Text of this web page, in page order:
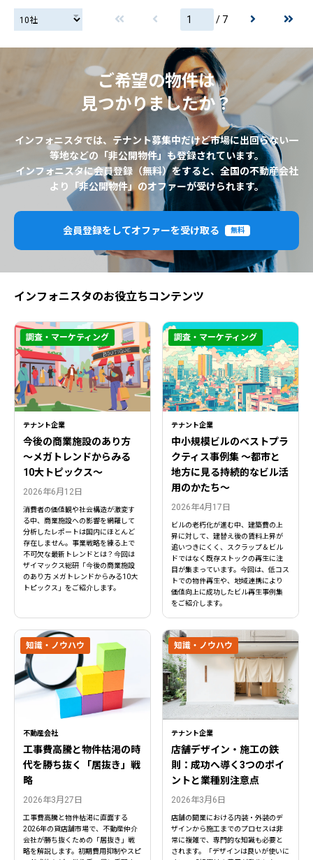
20社 / 7
ご希望の物件は
見つかりましたか？
インフォニスタでは、テナント募集中だけど市場に出回らない一
等地などの「非公開物件」も登録されています。
インフォニスタに会員登録（無料）をすると、全国の不動産会社
より「非公開物件」のオファーが受けられます。
会員登録をしてオファーを受け取る 無料
インフォニスタのお役立ちコンテンツ
テナント企業
今後の商業施設のあり方
〜メガトレンドからみる
10大トピックス〜
2026年6月12日
消費者の価値観や社会構造が激変す
る中、商業施設への影響を網羅して
分析したレポートは国内にほとんど
存在しません。事業戦略を練る上で
不可欠な最新トレンドとは？今回は
ザイマックス総研「今後の商業施設
のあり方 メガトレンドからみる10大
トピックス」をご紹介します。
調査・マーケティング
テナント企業
中小規模ビルのベストプラ
クティス事例集 ～都市と
地方に見る持続的なビル活
用のかたち～
2026年4月17日
ビルの老朽化が進む中、建築費の上
昇に対して、建替え後の賃料上昇が
追いつきにくく、スクラップ＆ビル
ドではなく既存ストックの再生に注
目が集まっています。今回は、低コス
トでの物件再生や、地域連携により
価値向上に成功したビル再生事例集
をご紹介します。
調査・マーケティング
不動産会社
工事費高騰と物件枯渇の時
代を勝ち抜く「居抜き」戦
略
2026年3月27日
工事費高騰と物件枯渇に直面する
2026年の貸店舗市場で、不動産仲介
会社が勝ち抜くための「居抜き」戦
略を解説します。初期費用抑制やスピ
知識・ノウハウ
テナント企業
店舗デザイン・施工の鉄
則：成功へ導く3つのポイ
ントと業種別注意点
2026年3月6日
店舗の開業における内装・外装のデ
ザインから施工までのプロセスは非
常に複雑で、専門的な知識も必要と
されます。「デザインは良いが使いに
知識・ノウハウ